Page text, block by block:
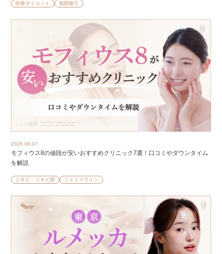
医療ダイエット 脂肪吸引
2026.08.07
モフィウス8の値段が安いおすすめクリニック7選！口コミやダウンタイム
を解説
ニキビ・ニキビ跡 フェイスライン